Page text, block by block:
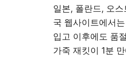
일본, 폴란드, 오
국 웹사이트에서
입고 이후에도 품
가죽 재킷이 1분